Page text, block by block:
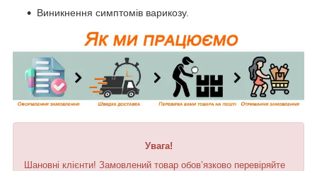
Виникнення симптомів варикозу.
Увага!
Шановні клієнти! Замовлений товар обов’язково перевіряйте